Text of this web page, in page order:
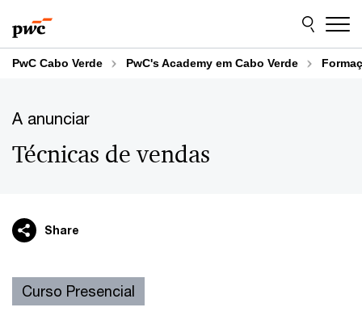
to
content
to
footer
PwC Cabo Verde PwC's Academy em Cabo Verde
A anunciar
Técnicas de vendas
Share
Curso Presencial